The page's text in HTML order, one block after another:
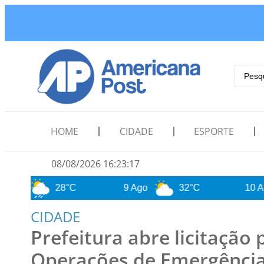
HOME CIDADE ESPORTE
08/08/2026 16:23:19
9 Ago 32°C 10 Ago
CIDADE
Prefeitura abre licitação